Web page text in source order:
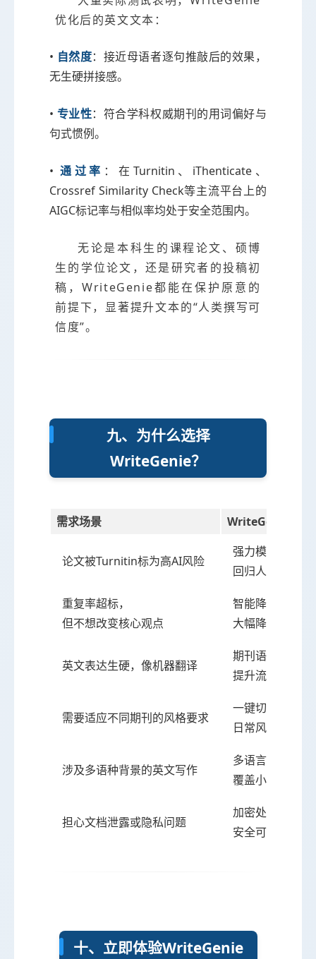
优化后的英文文本：
• 自然度：接近母语者逐句推敲后的效果，
无生硬拼接感。
• 专业性：符合学科权威期刊的用词偏好与
句式惯例。
• 通过率 ：在Turnitin、iThenticate、
Crossref Similarity Check等主流平台上的
AIGC标记率与相似率均处于安全范围内。
无论是本科生的课程论文、硕博
生的学位论文，还是研究者的投稿初
稿，WriteGenie都能在保护原意的
前提下，显著提升文本的“人类撰写可
信度”。
九、为什么选择
WriteGenie？
需求场景 WriteGenie解决
论文被Turnitin标为高AI风险
强力模式消除AI
回归人工笔触
重复率超标，
但不想改变核心观点
智能降重保留原
大幅降低相似度
英文表达生硬，像机器翻译
期刊语料润色，
提升流畅性与地
需要适应不同期刊的风格要求
一键切换学术/
日常风格
涉及多语种背景的英文写作
多语言支持模块
覆盖小语种表达
担心文档泄露或隐私问题
加密处理+自动
安全可靠
十、立即体验WriteGenie